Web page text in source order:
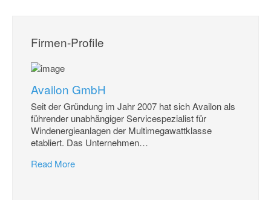
Firmen-Profile
Availon GmbH
Seit der Gründung im Jahr 2007 hat sich Availon als
führender unabhängiger Servicespezialist für
Windenergieanlagen der Multimegawattklasse
etabliert. Das Unternehmen…
Read More